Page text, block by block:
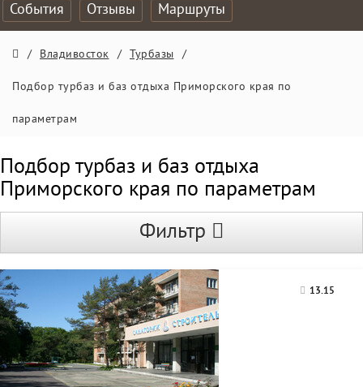
События
Отзывы Маршруты
/ Владивосток / Турбазы /
Подбор турбаз и баз отдыха Приморского края по
параметрам
Подбор турбаз и баз отдыха
Приморского края по параметрам
Фильтр
13.15